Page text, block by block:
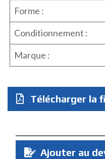
Forme :
Conditionnement :
Marque :
Télécharger la
Quantité
Ajouter au